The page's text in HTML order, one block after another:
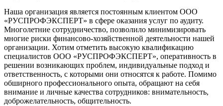
Наша организация является постоянным клиентом ООО
«РУСПРОФЭКСПЕРТ» в сфере оказания услуг по аудиту.
Многолетние сотрудничество, позволило минимизировать
многие риски финансово-хозяйственной деятельности нашей
организации. Хотим отметить высокую квалификацию
специалистов ООО «РУСПРОФЭКСПЕРТ», оперативность в
решении возникающих проблем, индивидуальные подход и
ответственность, с которыми они относятся к работе. Помимо
обширного профессионального опыта, обращают на себя
внимание и личные качества сотрудников: внимательность,
доброжелательность, общительность.